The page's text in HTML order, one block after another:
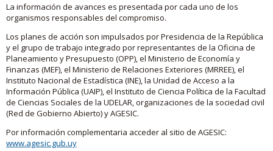
La información de avances es presentada por cada uno de los
organismos responsables del compromiso.
Los planes de acción son impulsados por Presidencia de la República
y el grupo de trabajo integrado por representantes de la Oficina de
Planeamiento y Presupuesto (OPP), el Ministerio de Economía y
Finanzas (MEF), el Ministerio de Relaciones Exteriores (MRREE), el
Instituto Nacional de Estadística (INE), la Unidad de Acceso a la
Información Pública (UAIP), el Instituto de Ciencia Política de la Facultad
de Ciencias Sociales de la UDELAR, organizaciones de la sociedad civil
(Red de Gobierno Abierto) y AGESIC.
Por información complementaria acceder al sitio de AGESIC:
www.agesic.gub.uy